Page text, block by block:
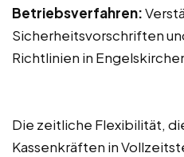
Betriebsverfahren:
Sicherheitsvorschriften
Richtlinien in
Die zeitliche Flexibilität,
Kassenkräften in